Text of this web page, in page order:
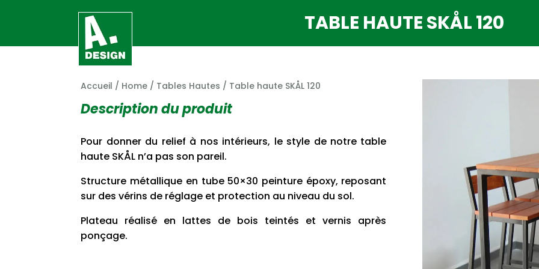
TABLE HAUTE SKÅL 120
Accueil / Home / Tables Hautes / Table haute SKÅL 120
Description du produit
Pour donner du relief à nos intérieurs, le style de notre table
haute SKÅL n’a pas son pareil.
Structure métallique en tube 50×30 peinture époxy, reposant
sur des vérins de réglage et protection au niveau du sol.
Plateau réalisé en lattes de bois teintés et vernis après
ponçage.